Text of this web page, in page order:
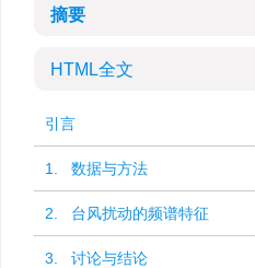
摘要
HTML全文
引言
1. 数据与方法
2. 台风扰动的频谱特征
3. 讨论与结论